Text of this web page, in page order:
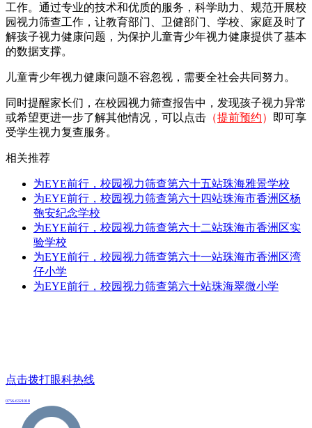
工作。通过专业的技术和优质的服务，科学助力、规范开展校
园视力筛查工作，让教育部门、卫健部门、学校、家庭及时了
解孩子视力健康问题，为保护儿童青少年视力健康提供了基本
的数据支撑。
儿童青少年视力健康问题不容忽视，需要全社会共同努力。
同时提醒家长们，在校园视力筛查报告中，发现孩子视力异常
或希望更进一步了解其他情况，可以点击 （提前预约）
即可享
受学生视力复查服务。
相关推荐
为EYE前行，校园视力筛查第六十五站珠海雅景学校
为EYE前行，校园视力筛查第六十四站珠海市香洲区杨
匏安纪念学校
为EYE前行，校园视力筛查第六十二站珠海市香洲区实
验学校
为EYE前行，校园视力筛查第六十一站珠海市香洲区湾
仔小学
为EYE前行，校园视力筛查第六十站珠海翠微小学
点击拨打眼科热线
0756-6321018